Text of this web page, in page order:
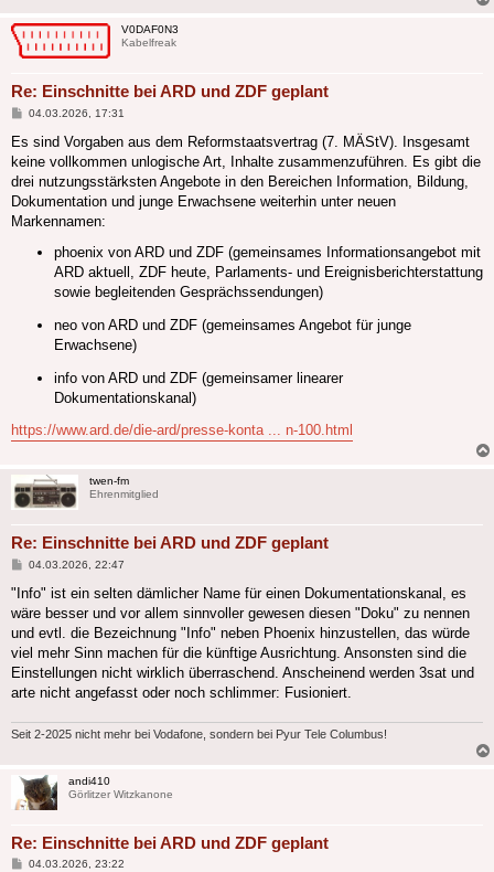
V0DAF0N3
Kabelfreak
Re: Einschnitte bei ARD und ZDF geplant
Beitrag
04.03.2026, 17:31
Es sind Vorgaben aus dem Reformstaatsvertrag (7. MÄStV). Insgesamt
keine vollkommen unlogische Art, Inhalte zusammenzuführen. Es gibt die
drei nutzungsstärksten Angebote in den Bereichen Information, Bildung,
Dokumentation und junge Erwachsene weiterhin unter neuen
Markennamen:
phoenix von ARD und ZDF (gemeinsames Informationsangebot mit
ARD aktuell, ZDF heute, Parlaments- und Ereignisberichterstattung
sowie begleitenden Gesprächssendungen)
neo von ARD und ZDF (gemeinsames Angebot für junge
Erwachsene)
info von ARD und ZDF (gemeinsamer linearer
Dokumentationskanal)
https://www.ard.de/die-ard/presse-konta ... n-100.html
twen-fm
Ehrenmitglied
Re: Einschnitte bei ARD und ZDF geplant
Beitrag
04.03.2026, 22:47
"Info" ist ein selten dämlicher Name für einen Dokumentationskanal, es
wäre besser und vor allem sinnvoller gewesen diesen "Doku" zu nennen
und evtl. die Bezeichnung "Info" neben Phoenix hinzustellen, das würde
viel mehr Sinn machen für die künftige Ausrichtung. Ansonsten sind die
Einstellungen nicht wirklich überraschend. Anscheinend werden 3sat und
arte nicht angefasst oder noch schlimmer: Fusioniert.
Seit 2-2025 nicht mehr bei Vodafone, sondern bei Pyur Tele Columbus!
andi410
Görlitzer Witzkanone
Re: Einschnitte bei ARD und ZDF geplant
Beitrag
04.03.2026, 23:22